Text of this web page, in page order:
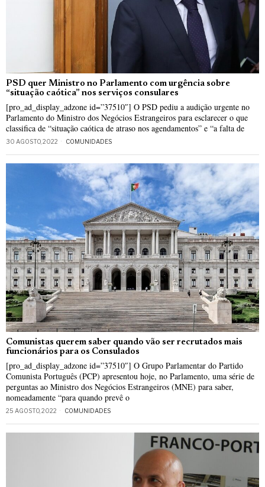
PSD quer Ministro no Parlamento com urgência sobre
“situação caótica” nos serviços consulares
[pro_ad_display_adzone id=”37510″] O PSD pediu a audição urgente no
Parlamento do Ministro dos Negócios Estrangeiros para esclarecer o que
classifica de “situação caótica de atraso nos agendamentos” e “a falta de
30 AGOSTO, 2022 COMUNIDADES
Comunistas querem saber quando vão ser recrutados mais
funcionários para os Consulados
[pro_ad_display_adzone id=”37510″] O Grupo Parlamentar do Partido
Comunista Português (PCP) apresentou hoje, no Parlamento, uma série de
perguntas ao Ministro dos Negócios Estrangeiros (MNE) para saber,
nomeadamente “para quando prevê o
25 AGOSTO, 2022 COMUNIDADES